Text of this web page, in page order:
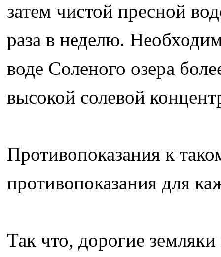
затем чистой пресной
раза в неделю.
воде Соленого озера
высокой солевой
Противопоказания к
противопоказания для
Так что, дорогие